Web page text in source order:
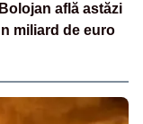
află astăzi
miliard de euro